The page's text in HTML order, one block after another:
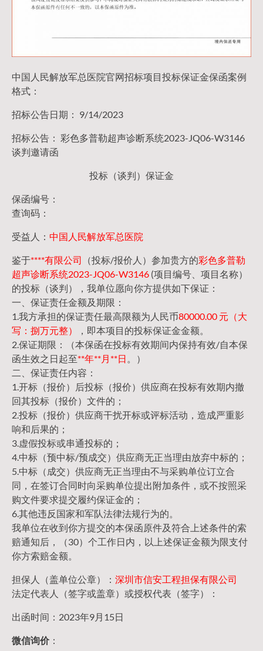
中国人民解放军总医院官网招标项目投标保证金保函案例
格式：
招标公告日期： 9/14/2023
招标公告： 彩色多普勒超声诊断系统2023-JQ06-W3146
谈判邀请函
投标（谈判）保证金
保函编号：
查询码：
受益人： 中国人民解放军总医院
鉴于****有限公司 （投标/报价人）参加贵方的彩色多普勒
超声诊断系统2023-JQ06-W3146 (项目编号、项目名称）
的投标（谈判），我单位愿向你方提供如下保证：
一、保证责任金额及期限：
1.我方承担的保证责任最高限额为人民币80000.00 元（大
写：捌万元整）
，即本项目的投标保证金金额。
2.保证期限：（本保函在投标有效期间内保持有效/自本保
函生效之日起至**年**月**日 。）
二、保证责任内容：
1.开标（报价）后投标（报价）供应商在投标有效期内撤
回其投标（报价）文件的；
2.投标（报价）供应商干扰开标或评标活动，造成严重影
响和后果的；
3.虚假投标或串通投标的；
4.中标（预中标/预成交）供应商无正当理由放弃中标的；
5.中标（成交）供应商无正当理由不与采购单位订立合
同，在签订合同时向采购单位提出附加条件，或不按照采
购文件要求提交履约保证金的；
6.其他违反国家和军队法律法规行为的。
我单位在收到你方提交的本保函原件及符合上述条件的索
赔通知后，（30）个工作日内，以上述保证金额为限支付
你方索赔金额。
担保人（盖单位公章）： 深圳市信安工程担保有限公司
法定代表人（签字或盖章）或授权代表（签字）：
出函时间：2023年9月15日
微信询价：